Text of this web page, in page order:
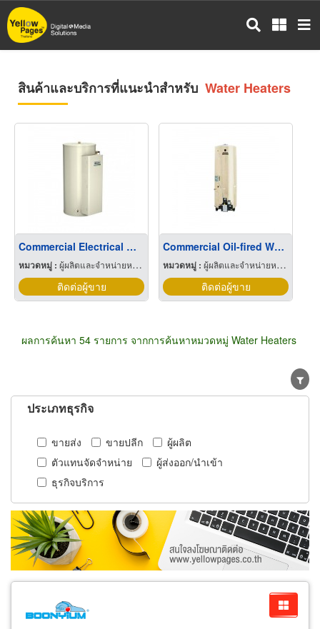
ข้าม
ไป
สินค้าและบริการที่แนะนำสำหรับ Water Heaters
Commercial Electrical Water Heaters
หมวดหมู่ : ผู้ผลิตและจำหน่ายหม้อน้ำทางอุตสาหกรรม
ติดต่อผู้ขาย
Commercial Oil-fired Water Heaters
หมวดหมู่ :ผู้ผลิตและจำหน่ายหม้อน้ำทางอุตสาหกรรม
ติดต่อผู้ขาย
ผลการค้นหา 54 รายการ จากการค้นหาหมวดหมู่ Water Heaters
ประเภทธุรกิจ
ขายส่ง ขายปลีก
ผู้ผลิต
ตัวแทนจัดจำหน่าย
ผู้ส่งออก/นำเข้า
ธุรกิจบริการ